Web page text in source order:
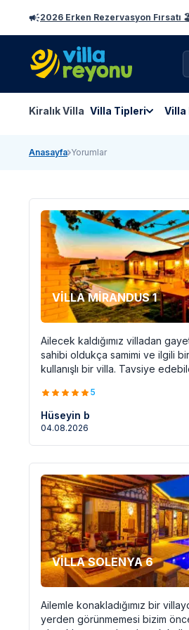
2026 Erken Rezervasyon Fırsatı
Kiralık Villa Villa Tipleri Villa
Anasayfa Yorumlar
VİLLA MİRANDUS 1
Ailecek kaldığımız villadan
sahibi oldukça samimi ve ilgili
kullanışlı bir villa. Tavsiye
5
Hüseyin b
04.08.2026
VİLLA SOLENYA 6
Ailemle konakladığımız bir
yerden görünmemesi bizim